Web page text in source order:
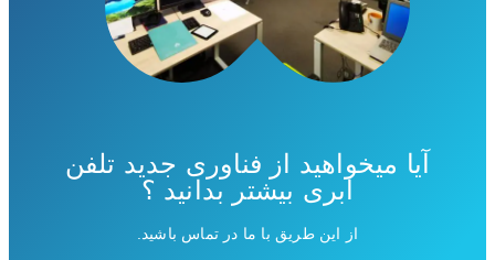
آیا میخواهید از فناوری جدید تلفن
ابری بیشتر بدانید ؟
از این طریق با ما در تماس باشید.